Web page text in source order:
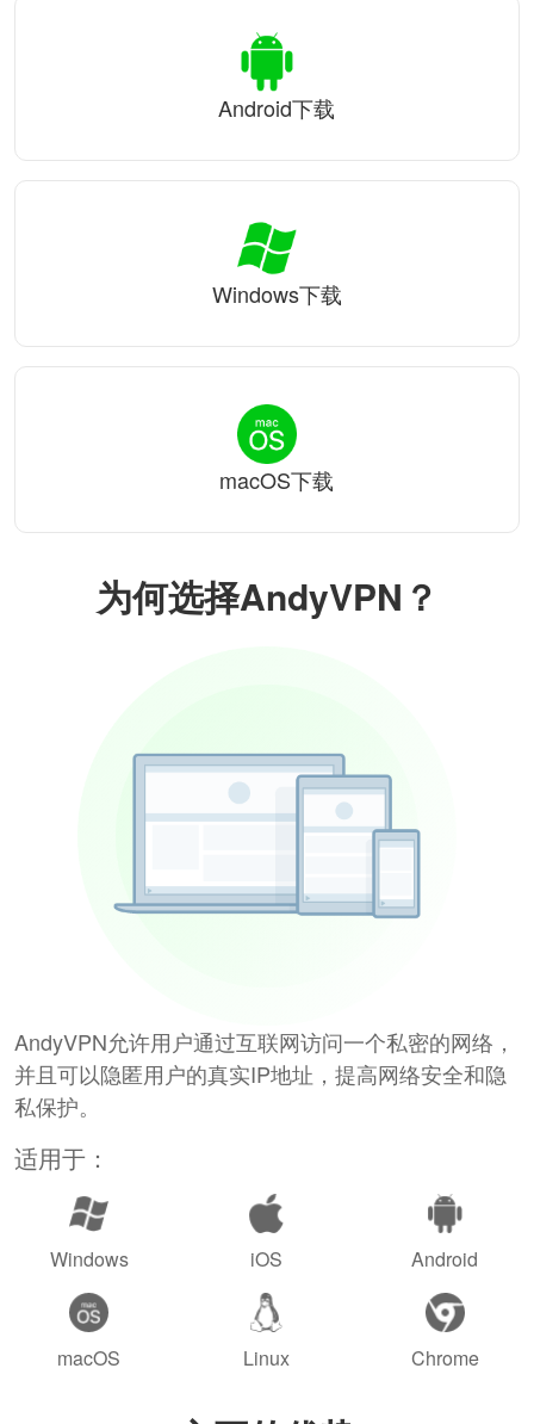
为何选择AndyVPN？
AndyVPN允许用户通过互联网访问一个私密的网络，
并且可以隐匿用户的真实IP地址，提高网络安全和隐
私保护。
适用于：
Windows iOS Android
macOS Linux Chrome
Android下载
Windows下载
macOS下载